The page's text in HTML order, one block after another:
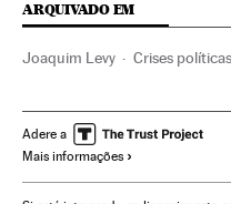
ARQUIVADO EM
Joaquim Levy Crises políticas
Presidente Brasil Congresso
Presidência Brasil
Adere a
Mais informações